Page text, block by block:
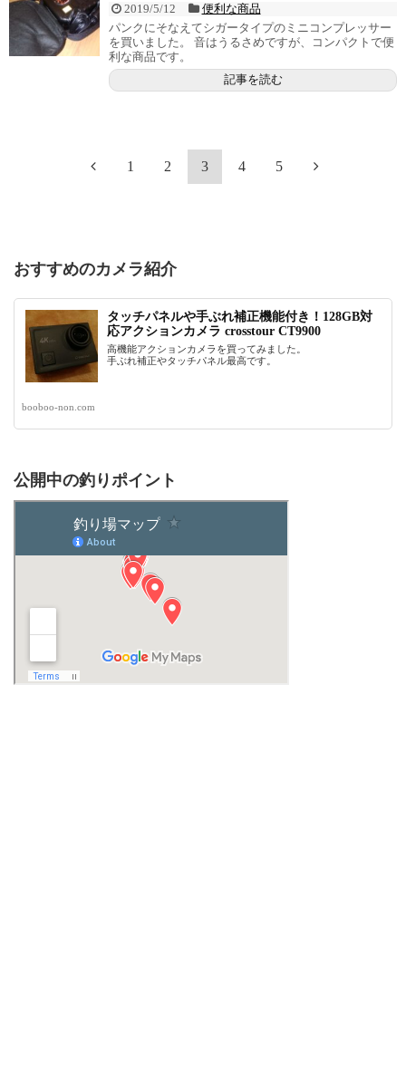
2019/5/12
便利な商品
パンクにそなえてシガータイプのミニコンプレッサー
を買いました。 音はうるさめですが、コンパクトで便
利な商品です。
記事を読む
1 2 3 4 5
おすすめのカメラ紹介
タッチパネルや手ぶれ補正機能付き！128GB対
応アクションカメラ crosstour CT9900
高機能アクションカメラを買ってみました。
手ぶれ補正やタッチパネル最高です。
booboo-non.com
公開中の釣りポイント